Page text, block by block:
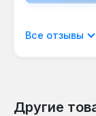
Все отзывы
Другие